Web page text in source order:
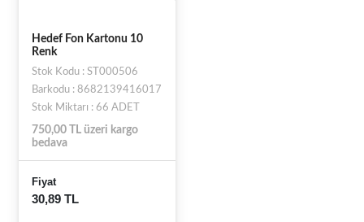
Hedef Fon Kartonu 10
Renk
Stok Kodu : ST000506
Barkodu : 8682139416017
Stok Miktarı : 66 ADET
750,00 TL üzeri kargo
bedava
Fiyat
30,89 TL